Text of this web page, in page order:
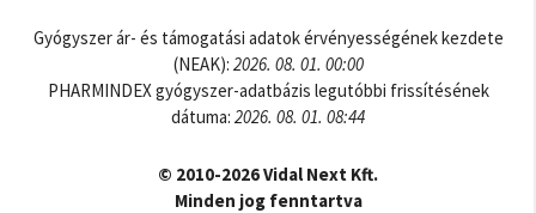
Gyógyszer ár- és támogatási adatok érvényességének kezdete
(NEAK): 2026. 08. 01. 00:00
PHARMINDEX gyógyszer-adatbázis legutóbbi frissítésének
dátuma: 2026. 08. 01. 08:44
© 2010-2026 Vidal Next Kft.
Minden jog fenntartva